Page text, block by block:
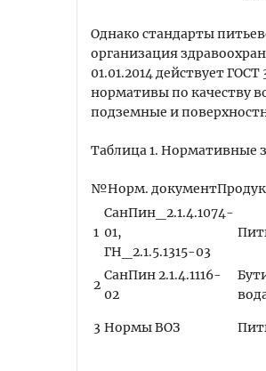
Однако стандарты
организация
01.01.2014 действует
нормативы по качеству
подземные и
Таблица 1. Нормативные
№Норм.
1
СанПин_2.1.4.1074-
01,
ГН_2.1.5.1315-03
2
СанПин 2.1.4.1116-
02
3 Нормы ВОЗ